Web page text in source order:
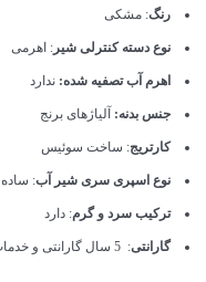
رنگ: مشکی
نوع دسته کنترلی شیر : اهرمی
اهرم آب تصفیه شده: ندارد
جنس بدنه: آلیاژهای برنج
کارتریج: ساخت سوئیس
نوع اسپری سری شیر آب: ساده
ترکیب سرد و گرم: دارد
گارانتی: 5 سال گارانتی و خدمات پس از فروش